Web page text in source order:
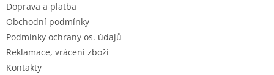
Doprava a platba
Obchodní podmínky
Podmínky ochrany os. údajů
Reklamace, vrácení zboží
Kontakty